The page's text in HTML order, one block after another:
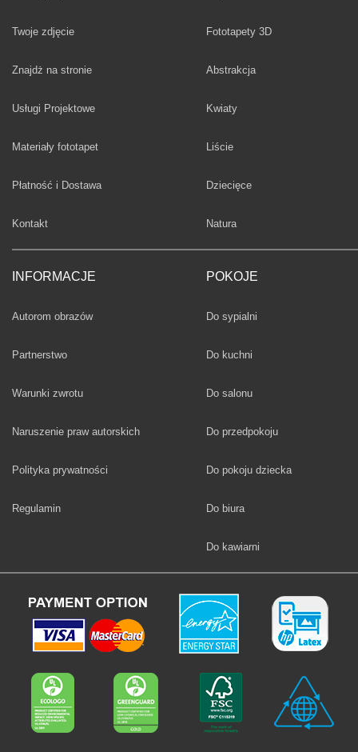
Twoje zdjęcie
Znajdż na stronie
Usługi Projektowe
Materiały fototapet
Płatność i Dostawa
Kontakt
INFORMACJE
Autorom obrazów
Partnerstwo
Warunki zwrotu
Naruszenie praw autorskich
Polityka prywatności
Regulamin
Fototapety 3D
Fototapety
Abstrakcja
Fototapety
Kwiaty
Fototapety
Liście
Fototapety
Dziecięce
Fototapety
Natura
POKOJE
Fototapety
Do sypialni
Fototapety
Do kuchni
Fototapety
Do salonu
Fototapety
Do przedpokoju
Fototapety
Do pokoju dziecka
Fototapety
Do biura
Fototapety
Do kawiarni